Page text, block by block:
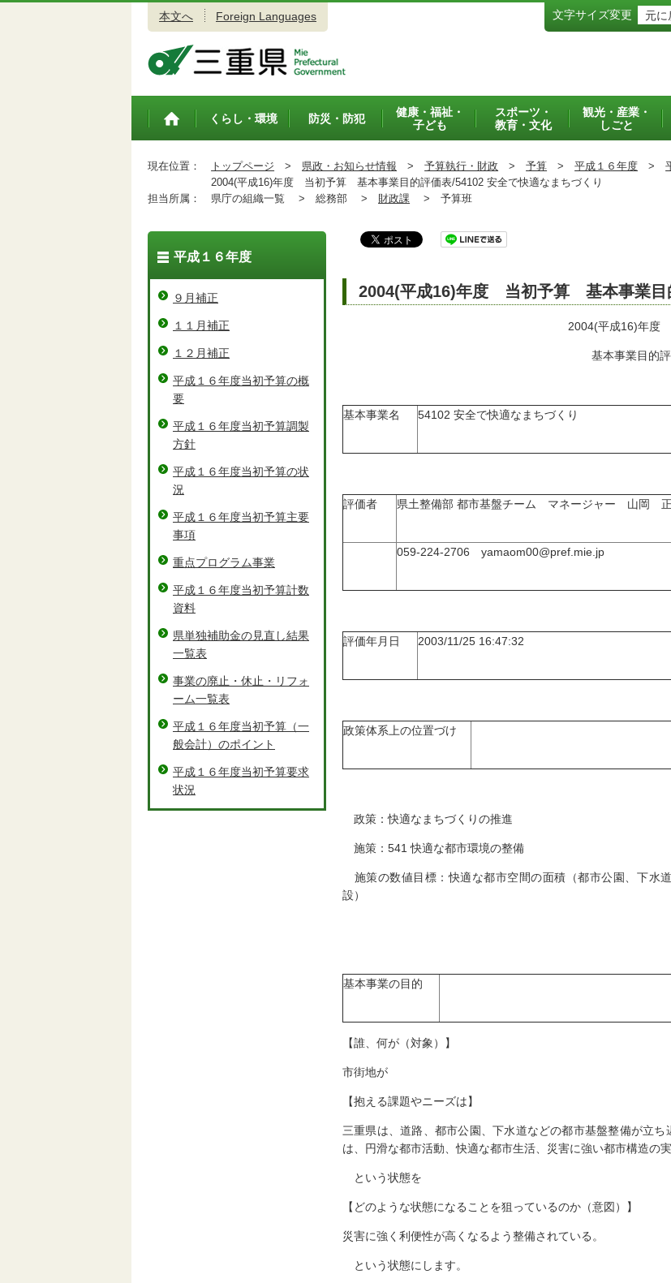
本文へ Foreign Languages 文字サイズ変更 元に
トップペ
くらし・環境 防災・防犯
健康・福祉・
子ども
スポーツ・
教育・文化
観光・産業・
しごと
現在位置： トップページ > 県政・お知らせ情報 > 予算執行・財政 > 予算 > 平成１６年度 >
2004(平成16)年度 当初予算 基本事業目的評価表/54102 安全で快適なまちづくり
担当所属：
県庁の組織一覧 > 総務部 > 財政課 > 予算班
2004(平成16)年度 当初予算 基本事業目
2004(平成16)年度
基本事業目的
基本事業名 54102 安全で快適なまちづくり
評価者 県土整備部 都市基盤チーム マネージャー 山岡
059-224-2706 yamaom00@pref.mie.jp
評価年月日 2003/11/25 16:47:32
政策体系上の位置づけ
政策：快適なまちづくりの推進
施策：541 快適な都市環境の整備
施策の数値目標：快適な都市空間の面積（都市公園、下水
設）
基本事業の目的
【誰、何が（対象）】
市街地が
【抱える課題やニーズは】
三重県は、道路、都市公園、下水道などの都市基盤整備が立
は、円滑な都市活動、快適な都市生活、災害に強い都市構造の
という状態を
【どのような状態になることを狙っているのか（意図）】
災害に強く利便性が高くなるよう整備されている。
という状態にします。
平成１６年度
９月補正
１１月補正
１２月補正
平成１６年度当初予算の概
要
平成１６年度当初予算調製
方針
平成１６年度当初予算の状
況
平成１６年度当初予算主要
事項
重点プログラム事業
平成１６年度当初予算計数
資料
県単独補助金の見直し結果
一覧表
事業の廃止・休止・リフォ
ーム一覧表
平成１６年度当初予算（一
般会計）のポイント
平成１６年度当初予算要求
状況